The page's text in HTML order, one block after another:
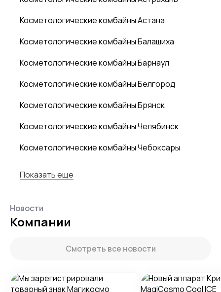
Косметологические комбайны Астана
Косметологические комбайны Балашиха
Косметологические комбайны Барнаул
Косметологические комбайны Белгород
Косметологические комбайны Брянск
Косметологические комбайны Челябинск
Косметологические комбайны Чебоксары
Показать еще
Новости
Компании
Смотреть все новости